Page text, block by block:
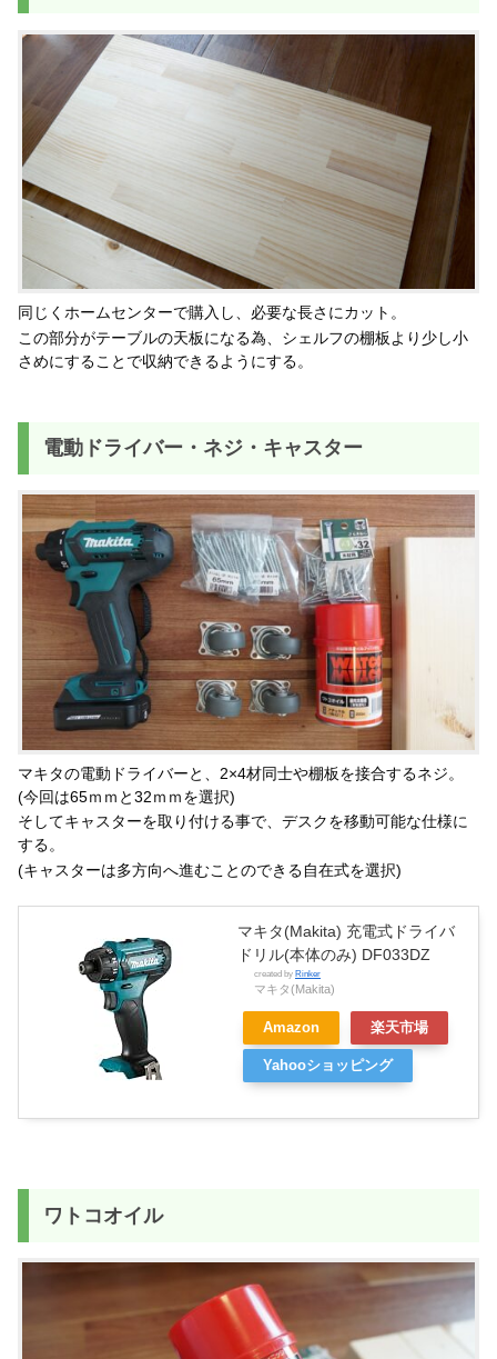
同じくホームセンターで購入し、必要な長さにカット。
この部分がテーブルの天板になる為、シェルフの棚板より少し小
さめにすることで収納できるようにする。
電動ドライバー・ネジ・キャスター
マキタの電動ドライバーと、2×4材同士や棚板を接合するネジ。
(今回は65ｍｍと32ｍｍを選択)
そしてキャスターを取り付ける事で、デスクを移動可能な仕様に
する。
(キャスターは多方向へ進むことのできる自在式を選択)
マキタ(Makita) 充電式ドライバ
ドリル(本体のみ) DF033DZ
created by Rinker
マキタ(Makita)
Amazon 楽天市場
Yahooショッピング
ワトコオイル